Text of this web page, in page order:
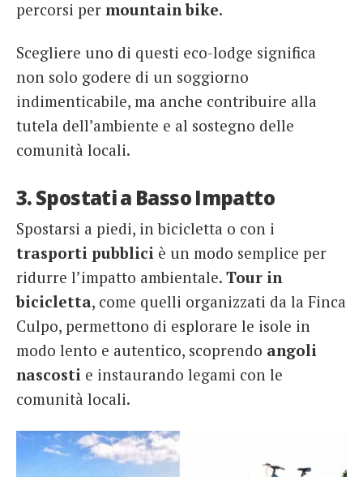
percorsi per mountain bike.
Scegliere uno di questi eco-lodge significa
non solo godere di un soggiorno
indimenticabile, ma anche contribuire alla
tutela dell’ambiente e al sostegno delle
comunità locali.
3. Spostati a Basso Impatto
Spostarsi a piedi, in bicicletta o con i
trasporti pubblici è un modo semplice per
ridurre l’impatto ambientale. Tour in
bicicletta, come quelli organizzati da la Finca
Culpo, permettono di esplorare le isole in
modo lento e autentico, scoprendo angoli
nascosti e instaurando legami con le
comunità locali.